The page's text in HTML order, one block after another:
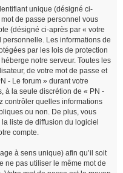
unique (désigné ci-
de passe personnel vous
(désigné ci-après par « votre
Les informations de
par les lois de protection
notre serveur. Toutes les
de votre mot de passe et
- Le forum » durant votre
à la seule discrétion de « PN -
contrôler quelles informations
ou non. De plus, vous
liste de diffusion du logiciel
compte.
à sens unique) afin qu’il soit
ne pas utiliser le même mot de